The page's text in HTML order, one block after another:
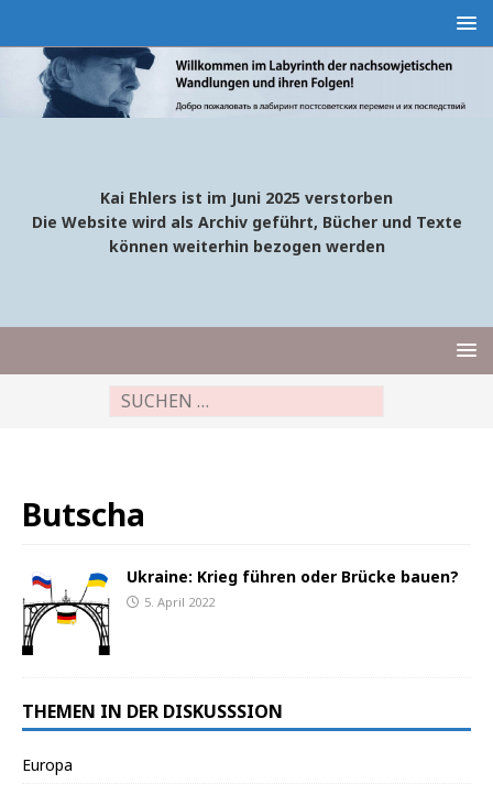
Kai Ehlers ist im Juni 2025 verstorben
Die Website wird als Archiv geführt, Bücher und Texte
können weiterhin bezogen werden
Butscha
Ukraine: Krieg führen oder Brücke bauen?
5. April 2022
THEMEN IN DER DISKUSSSION
Europa